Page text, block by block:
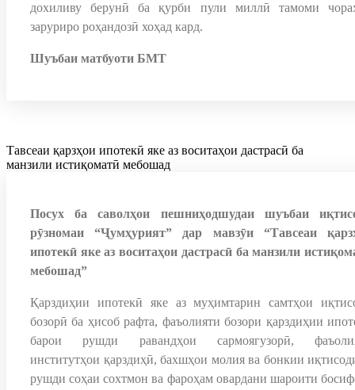
дохиливу берунӣ ба қурби пули миллӣ тамоми
заруриро роҳандозӣ хоҳад кард.
Шуъбаи матбуоти БМТ
Тавсеаи қарзҳои ипотекӣ яке аз воситаҳои дастрасӣ ба
манзили истиқоматӣ мебошад
Посух ба саволҳои пешниҳодшудаи шуъбаи
рӯзномаи “Ҷумҳурият” дар мавзӯи “Тавсеаи
ипотекӣ яке аз воситаҳои дастрасӣ ба манзили
мебошад”
Қарздиҳии ипотекӣ яке аз муҳимтарин самтҳои
бозорӣ ба ҳисоб рафта, фаъолияти бозори қарздиҳии
барои рушди равандҳои сармоягузорӣ,
институтҳои қарздиҳӣ, бахшҳои молия ва бонкии
рушди соҳаи сохтмон ва фароҳам овардани шароити